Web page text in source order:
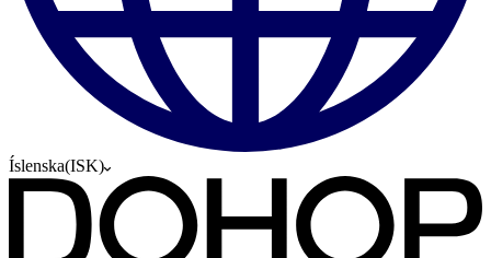
Íslenska(ISK)